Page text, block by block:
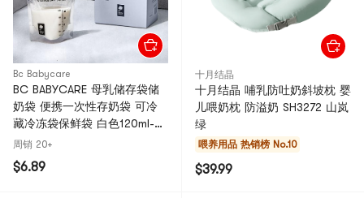
Bc Babycare
BC BABYCARE 母乳储存袋储
奶袋 便携一次性存奶袋 可冷
藏冷冻袋保鲜袋 白色120ml-50
片/盒
周销 20+
$6.89
十月结晶
十月结晶 哺乳防吐奶斜坡枕 婴
儿喂奶枕 防溢奶 SH3272 山岚
绿
喂养用品 热销榜 No.10
$39.99